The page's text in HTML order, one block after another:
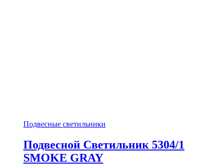
Подвесные светильники
Подвесной Светильник 5304/1
SMOKE GRAY